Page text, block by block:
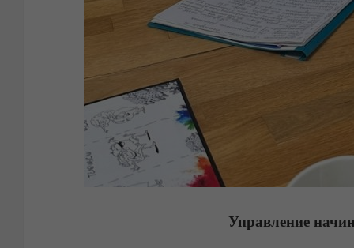
Управление